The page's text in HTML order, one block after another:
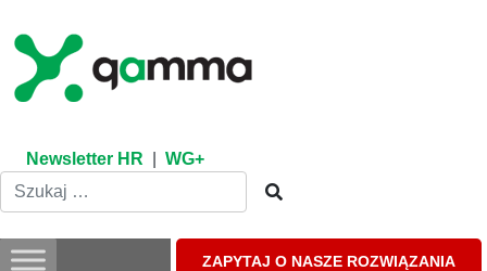
content
Newsletter HR WG+
ZAPYTAJ O NASZE ROZWIĄZANIA